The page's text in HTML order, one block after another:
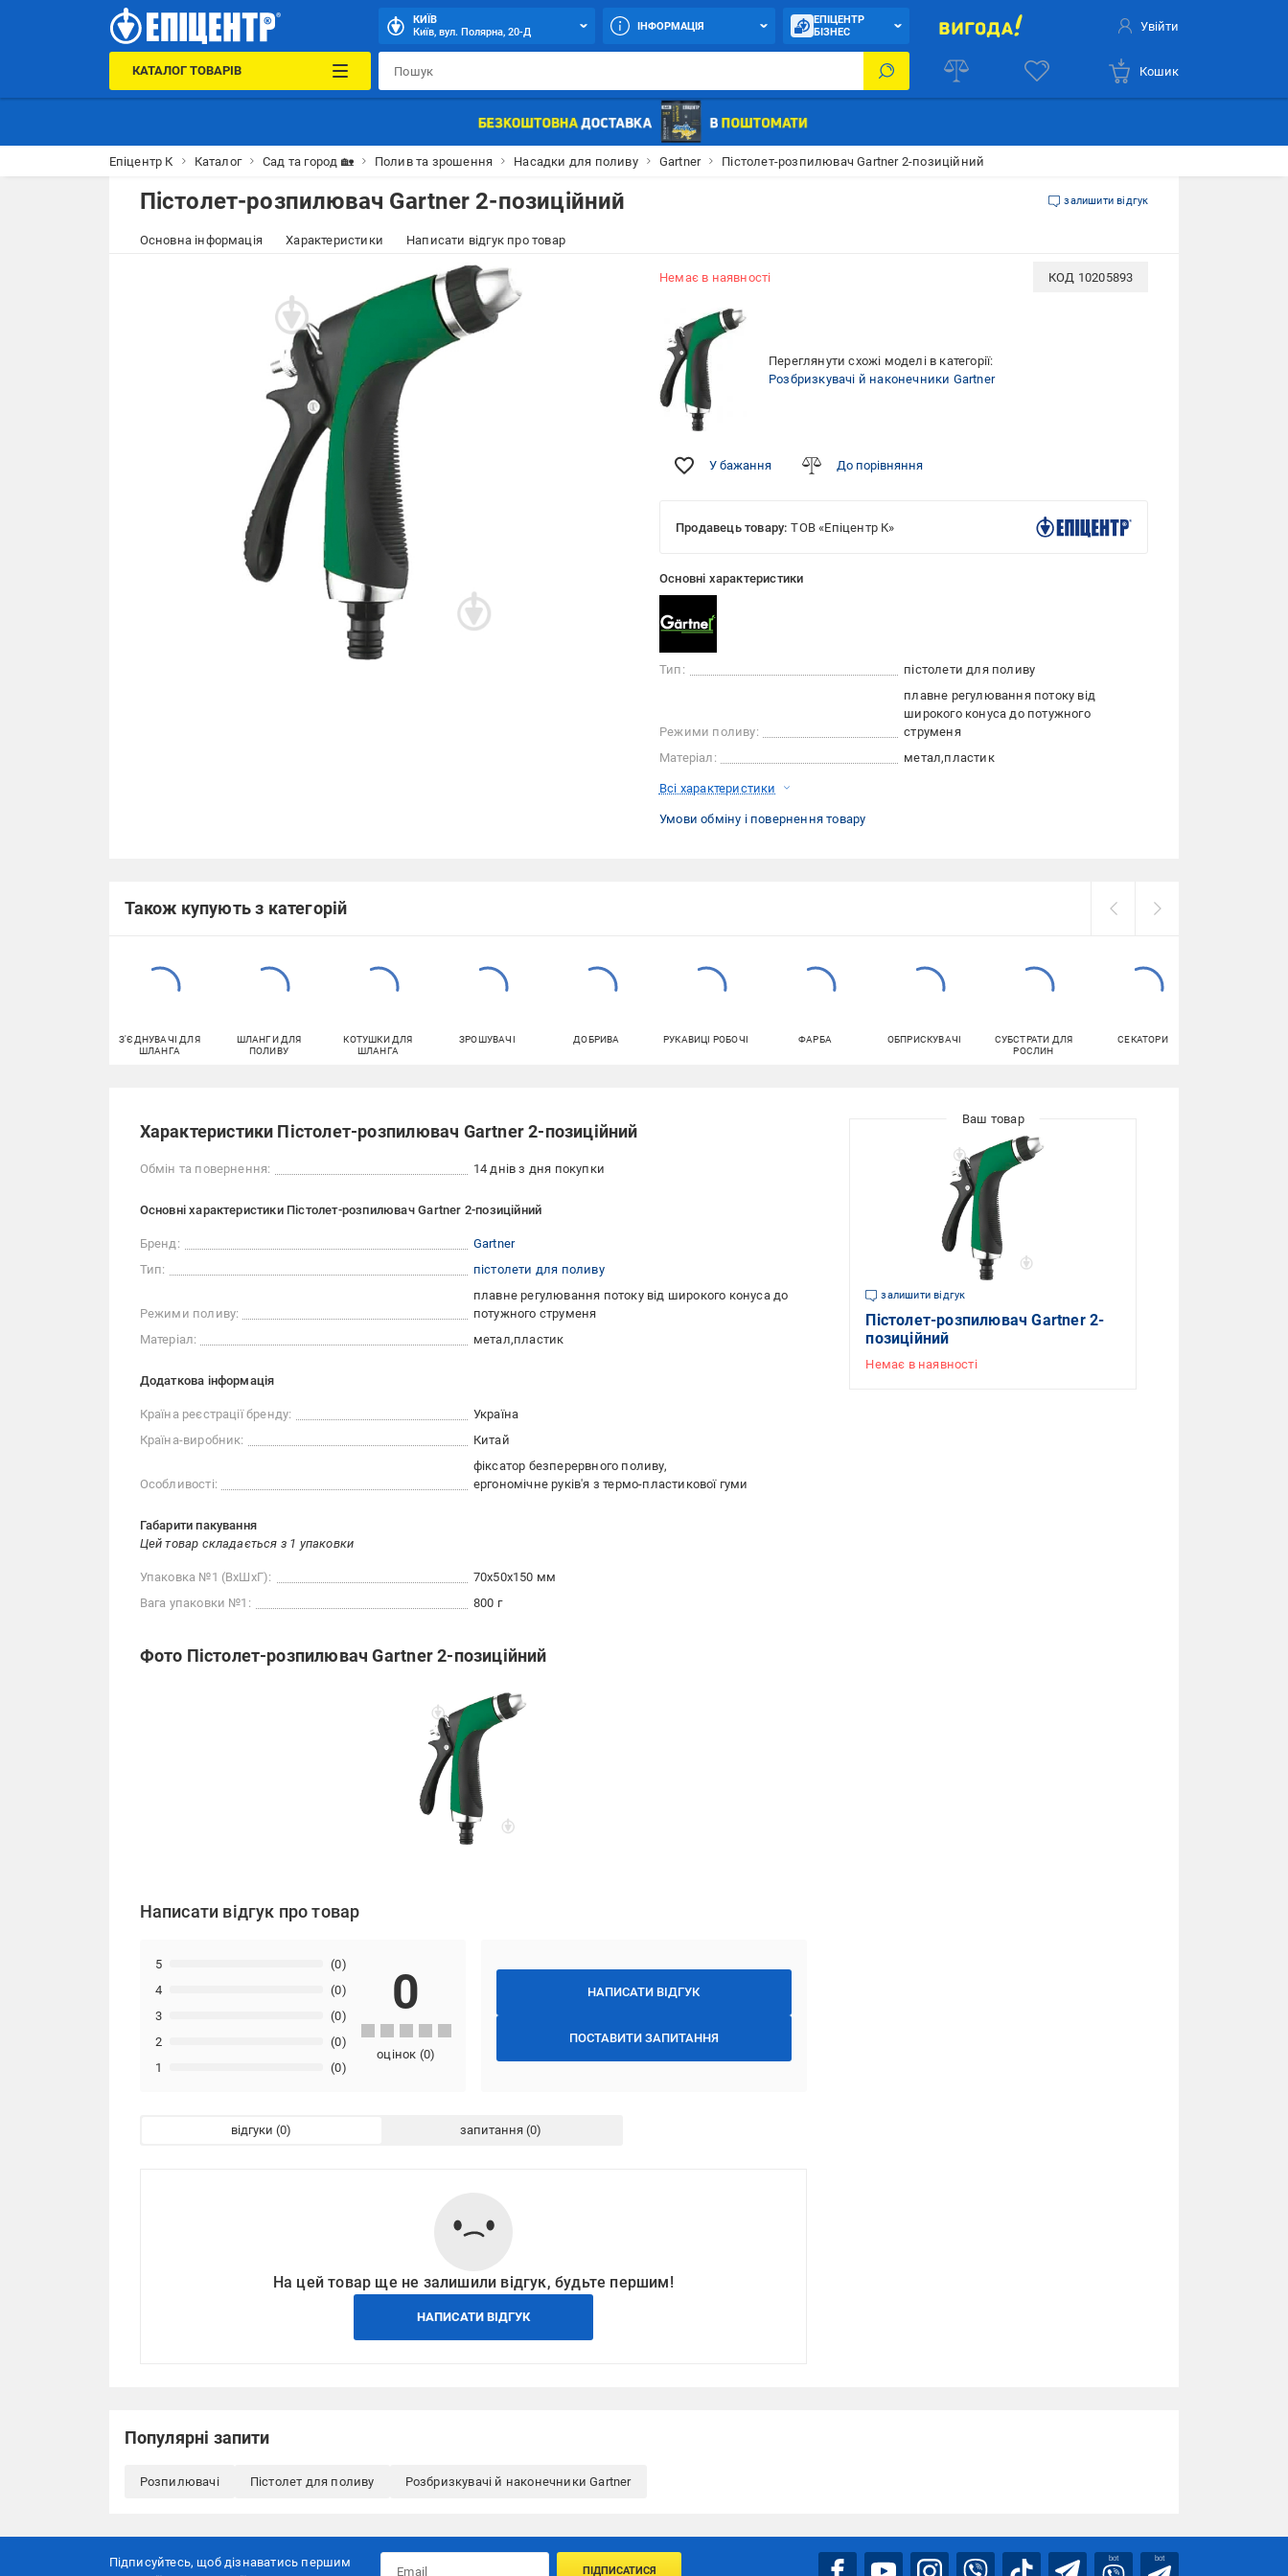
КИЇВ
Київ, вул. Полярна, 20-Д
ІНФОРМАЦІЯ
ЕПІЦЕНТР
БІЗНЕС
Увійти
КАТАЛОГ ТОВАРІВ Кошик
Епіцентр К Каталог Сад та город 🏡 Полив та зрошення Насадки для поливу Gartner Пістолет-розпилювач Gartner 2-позиційний
Пістолет-розпилювач Gartner 2-позиційний залишити відгук
Основна інформація Характеристики Написати відгук про товар
Немає в наявності КОД 10205893
Переглянути схожі моделі в категорії:
Розбризкувачі й наконечники Gartner
У бажання До порівняння
Продавець товару: ТОВ «Епіцентр К»
Основні характеристики
Тип: пістолети для поливу
Режими поливу:
плавне регулювання потоку від
широкого конуса до потужного
струменя
Матеріал:
метал пластик
Всі характеристики
Умови обміну і повернення товару
Також купують з категорій
З'ЄДНУВАЧІ ДЛЯ
ШЛАНГА
ШЛАНГИ ДЛЯ
ПОЛИВУ
КОТУШКИ ДЛЯ
ШЛАНГА
ЗРОШУВАЧІ ДОБРИВА РУКАВИЦІ РОБОЧІ ФАРБА ОБПРИСКУВАЧІ
СУБСТРАТИ ДЛЯ
РОСЛИН
СЕКАТОРИ
Характеристики Пістолет-розпилювач Gartner 2-позиційний
Обмін та повернення: 14 днів з дня покупки
Основні характеристики Пістолет-розпилювач Gartner 2-позиційний
Бренд:
Gartner
Тип:
пістолети для поливу
Режими поливу:
плавне регулювання потоку від широкого конуса до
потужного струменя
Матеріал:
метал пластик
Додаткова інформація
Країна реєстрації бренду:
Україна
Країна-виробник:
Китай
Особливості:
фіксатор безперервного поливу
ергономічне руків'я з термо-пластикової гуми
Габарити пакування
Цей товар складається з 1 упаковки
Упаковка №1 (ВхШхГ):
70x50x150 мм
Вага упаковки №1:
800 г
Фото Пістолет-розпилювач Gartner 2-позиційний
Написати відгук про товар
НАПИСАТИ ВІДГУК
ПОСТАВИТИ ЗАПИТАННЯ
1 (0)
2 (0)
3 (0)
4 (0)
5 (0)
0
оцінок (0)
відгуки запитання
На цей товар ще не залишили відгук, будьте першим!
НАПИСАТИ ВІДГУК
залишити відгук
Пістолет-розпилювач Gartner 2-
позиційний
Немає в наявності
Популярні запити
Розпилювачі Пістолет для поливу Розбризкувачі й наконечники Gartner
Підписуйтесь, щоб дізнаватись першим
ПІДПИСАТИСЯ
bot bot